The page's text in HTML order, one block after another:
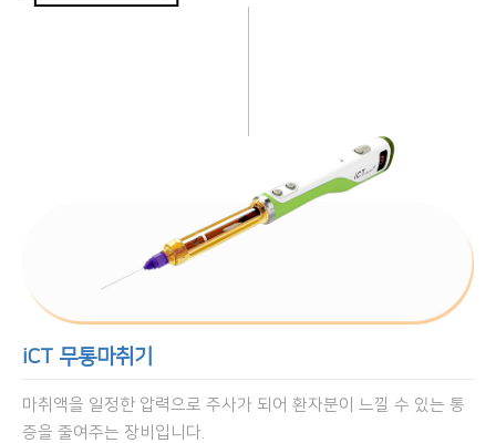
iCT 무통마취기
마취액을 일정한 압력으로 주사가 되어 환자분이 느낄 수 있는 통
증을 줄여주는 장비입니다.